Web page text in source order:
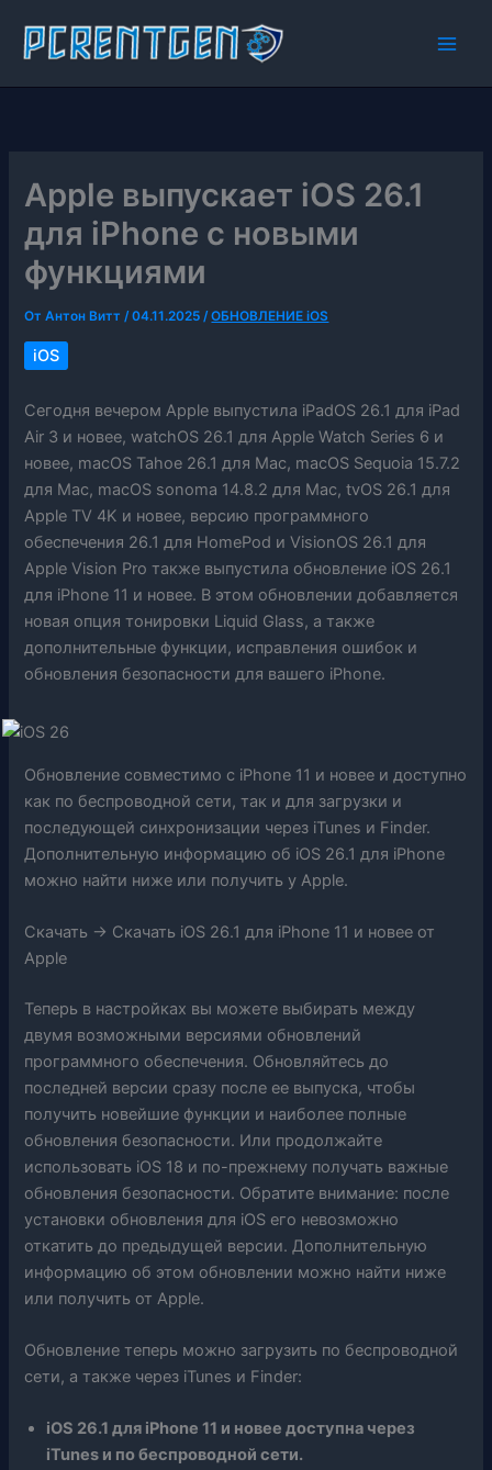
содержимому
Apple выпускает iOS 26.1
для iPhone с новыми
функциями
ОтАнтон Витт/04.11.2025/ОБНОВЛЕНИЕ iOS
iOS
Сегодня вечером Apple выпустила iPadOS 26.1 для iPad
Air 3 и новее, watchOS 26.1 для Apple Watch Series 6 и
новее, macOS Tahoe 26.1 для Mac, macOS Sequoia 15.7.2
для Mac, macOS sonoma 14.8.2 для Mac, tvOS 26.1 для
Apple TV 4K и новее, версию программного
обеспечения 26.1 для HomePod и VisionOS 26.1 для
Apple Vision Pro также выпустила обновление iOS 26.1
для iPhone 11 и новее. В этом обновлении добавляется
новая опция тонировки Liquid Glass, а также
дополнительные функции, исправления ошибок и
обновления безопасности для вашего iPhone.
Обновление совместимо с iPhone 11 и новее и доступно
как по беспроводной сети, так и для загрузки и
последующей синхронизации через iTunes и Finder.
Дополнительную информацию об iOS 26.1 для iPhone
можно найти ниже или получить у Apple.
Скачать -> Скачать iOS 26.1 для iPhone 11 и новее от
Apple
Теперь в настройках вы можете выбирать между
двумя возможными версиями обновлений
программного обеспечения. Обновляйтесь до
последней версии сразу после ее выпуска, чтобы
получить новейшие функции и наиболее полные
обновления безопасности. Или продолжайте
использовать iOS 18 и по-прежнему получать важные
обновления безопасности. Обратите внимание: после
установки обновления для iOS его невозможно
откатить до предыдущей версии. Дополнительную
информацию об этом обновлении можно найти ниже
или получить от Apple.
Обновление теперь можно загрузить по беспроводной
сети, а также через iTunes и Finder:
iOS 26.1 для iPhone 11 и новее доступна через
iTunes и по беспроводной сети.